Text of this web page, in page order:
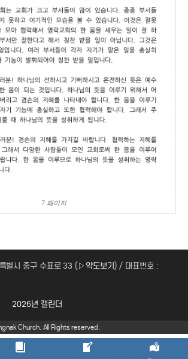
7 페이지
별시 중구 수표로 33 (▷약도보기 ) / 대표번호 :
2026년 캘린더
Church. All Rights reserved.